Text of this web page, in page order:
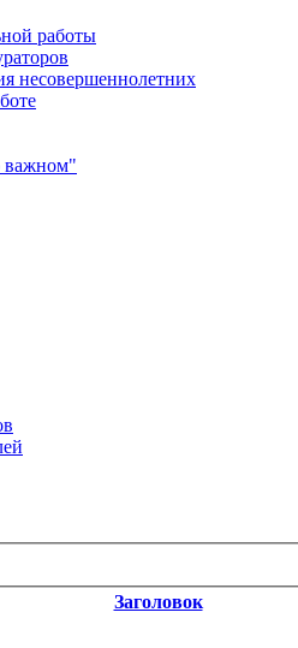
работы
несовершеннолетних
важном"
Заголовок